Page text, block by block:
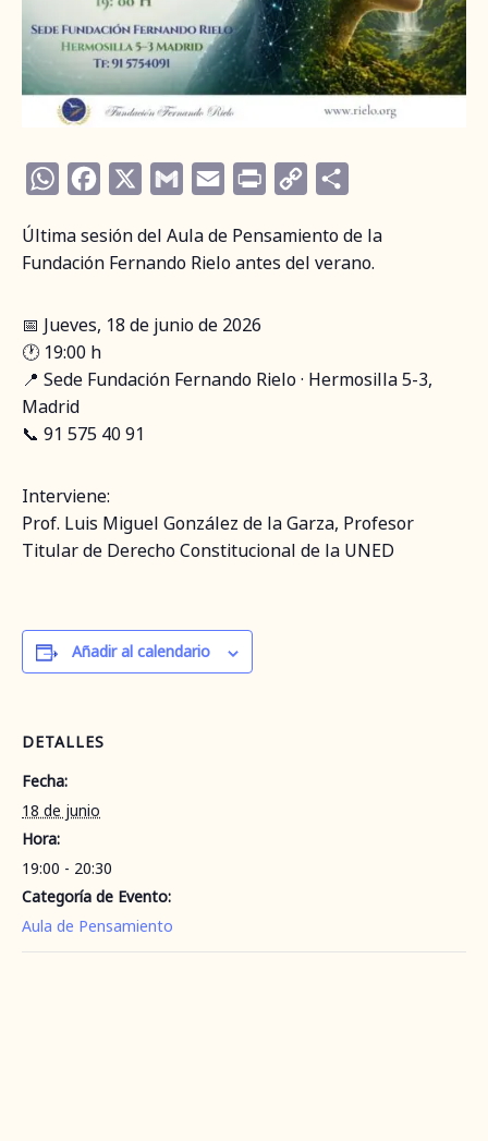
WhatsAppFacebook Gmail Email Print
Copy
Última sesión del Aula de Pensamiento de la
Fundación Fernando Rielo antes del verano.
📅 Jueves, 18 de junio de 2026
🕐 19:00 h
📍 Sede Fundación Fernando Rielo · Hermosilla 5-3,
Madrid
📞 91 575 40 91
Interviene:
Prof. Luis Miguel González de la Garza, Profesor
Titular de Derecho Constitucional de la UNED
Añadir al calendario
DETALLES
Fecha:
18 de junio
Hora:
19:00 - 20:30
Categoría de Evento:
Aula de Pensamiento